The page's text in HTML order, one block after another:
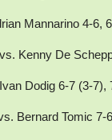
Mannarino 4-6,
vs. Kenny De
Dodig 6-7 (3-7),
Bernard Tomic 7-